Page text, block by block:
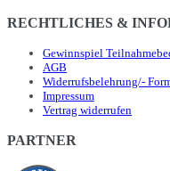
RECHTLICHES &
Gewinnspiel
AGB
Widerrufsbelehrung/-
Impressum
Vertrag widerrufen
PARTNER